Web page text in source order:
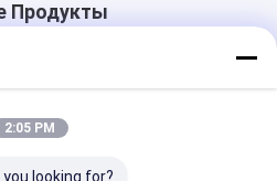
Продукты
2:05 PM
looking for?